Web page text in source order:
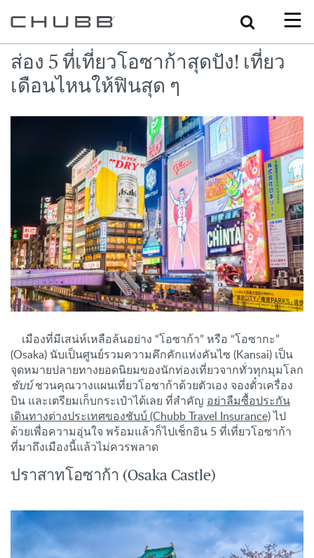
Search
ส่อง 5 ที่เที่ยวโอซาก้าสุดปัง! เที่ยว
เดือนไหนให้ฟินสุด ๆ
เมืองที่มีเสน่ห์เหลือล้นอย่าง “โอซาก้า” หรือ “โอซากะ”
(Osaka) นับเป็นศูนย์รวมความคึกคักแห่งคันไซ (Kansai) เป็น
จุดหมายปลายทางยอดนิยมของนักท่องเที่ยวจากทั่วทุกมุมโลก
ชับบ์ชวนคุณวางแผนเที่ยวโอซาก้าด้วยตัวเอง จองตั๋วเครื่อง
บิน และเตรียมเก็บกระเป๋าได้เลย ที่สำคัญ อย่าลืมซื้อประกัน
เดินทางต่างประเทศของชับบ์ (Chubb Travel Insurance)ไป
ด้วยเพื่อความอุ่นใจ พร้อมแล้วก็ไปเช็กอิน 5 ที่เที่ยวโอซาก้า
ที่มาถึงเมืองนี้แล้วไม่ควรพลาด
ปราสาทโอซาก้า (Osaka Castle)